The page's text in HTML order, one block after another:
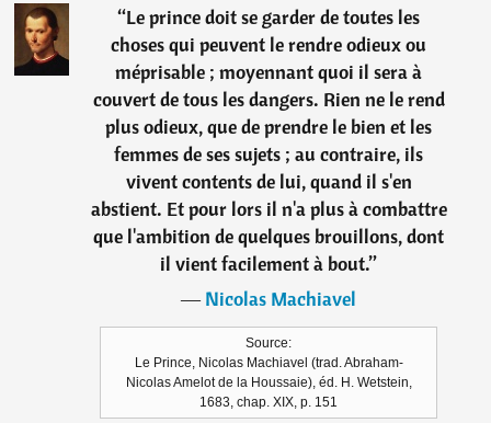
“Le prince doit se garder de toutes les
choses qui peuvent le rendre odieux ou
méprisable ; moyennant quoi il sera à
couvert de tous les dangers. Rien ne le rend
plus odieux, que de prendre le bien et les
femmes de ses sujets ; au contraire, ils
vivent contents de lui, quand il s'en
abstient. Et pour lors il n'a plus à combattre
que l'ambition de quelques brouillons, dont
il vient facilement à bout.”
―Nicolas Machiavel
Source:
Le Prince, Nicolas Machiavel (trad. Abraham-
Nicolas Amelot de la Houssaie), éd. H. Wetstein,
1683, chap. XIX, p. 151